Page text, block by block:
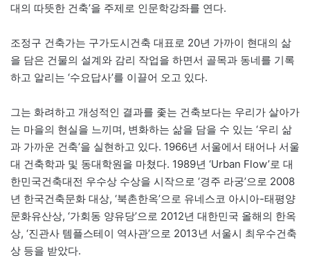
대의 따뜻한 건축’을 주제로 인문학강좌를 연다.
조정구 건축가는 구가도시건축 대표로 20년 가까이 현대의 삶
을 담은 건물의 설계와 감리 작업을 하면서 골목과 동네를 기록
하고 알리는 ‘수요답사’를 이끌어 오고 있다.
그는 화려하고 개성적인 결과를 좇는 건축보다는 우리가 살아가
는 마을의 현실을 느끼며, 변화하는 삶을 담을 수 있는 ‘우리 삶
과 가까운 건축’을 실현하고 있다. 1966년 서울에서 태어나 서울
대 건축학과 및 동대학원을 마쳤다. 1989년 ‘Urban Flow’로 대
한민국건축대전 우수상 수상을 시작으로 ‘경주 라궁’으로 2008
년 한국건축문화 대상, ‘북촌한옥’으로 유네스코 아시아-태평양
문화유산상, ‘가회동 양유당’으로 2012년 대한민국 올해의 한옥
상, ‘진관사 템플스테이 역사관’으로 2013년 서울시 최우수건축
상 등을 받았다.